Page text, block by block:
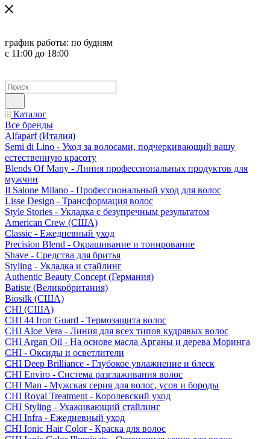
график работы: по будням
с 11:00 до 18:00
Каталог
Все бренды
Alfaparf (Италия)
Semi di Lino - Уход за волосами, подчеркивающий вашу
естественную красоту
Blends Of Many - Линия профессиональных продуктов для
мужчин
Il Salone Milano - Профессиональный уход для волос
Lisse Design - Трансформация волос
Style Stories - Укладка с безупречным результатом
American Crew (США)
Classic - Ежедневный уход
Precision Blend - Окрашивание и тонирование
Shave - Средства для бритья
Styling - Укладка и стайлинг
Authentic Beauty Concept (Германия)
Batiste (Великобритания)
Biosilk (США)
CHI (США)
CHI 44 Iron Guard - Термозащита волос
CHI Aloe Vera - Линия для всех типов кудрявых волос
CHI Argan Oil - На основе масла Арганы и дерева Моринга
CHI - Оксиды и осветлители
CHI Deep Brilliance - Глубокое увлажнение и блеск
CHI Enviro - Система разглаживания волос
CHI Man - Мужская серия для волос, усов и бороды
CHI Royal Treatment - Королевский уход
CHI Styling - Ухаживающий стайлинг
CHI Infra - Ежедневный уход
CHI Ionic Hair Color - Краска для волос